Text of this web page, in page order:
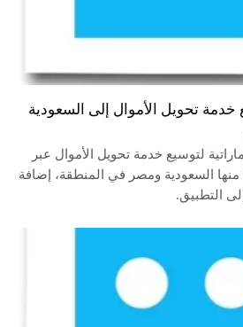
تحويل الأموال إلى السعودية
لتوسيع خدمة تحويل الأموال عبر
السعودية ومصر في المنطقة، إضافة
التطبيق.